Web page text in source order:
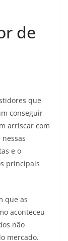
de
que
conseguir
arriscar com
e o
principais
que as
aconteceu
não
mercado.